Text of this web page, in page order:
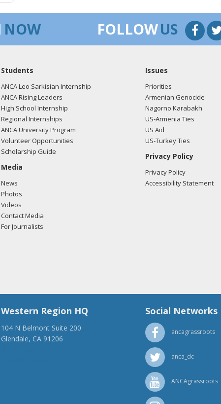
NOW FOLLOWUS
Students
ANCA Leo Sarkisian Internship
ANCA Rising Leaders
High School Internship
Regional Internships
ANCA University Program
Volunteer Opportunities
Scholarship Guide
Media
News
Photos
Videos
Contact Media
For Journalists
Issues
Priorities
Armenian Genocide
Nagorno Karabakh
US-Armenia Ties
US Aid
US-Turkey Ties
Privacy Policy
Privacy Policy
Accessibility Statement
Western Region HQ
104 N Belmont Suite 200
Glendale, CA 91206
Social Networks
ancagrassroots
anca_dc
ANCAgrassroots